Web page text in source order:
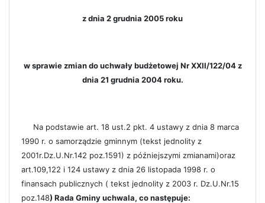
z dnia 2 grudnia 2005 roku
w sprawie zmiando uchwały budżetowej Nr XXII/122/04 z
dnia 21 grudnia 2004 roku.
Na podstawie art. 18 ust.2 pkt. 4 ustawy z dnia 8 marca
1990 r. o samorządzie gminnym (tekst jednolity z
2001r.Dz.U.Nr.142 poz.1591) z późniejszymi zmianami)oraz
art.109,122 i 124 ustawy z dnia 26 listopada 1998 r. o
finansach publicznych ( tekst jednolity z 2003 r. Dz.U.Nr.15
poz.148) Rada Gminy uchwala, co następuje: